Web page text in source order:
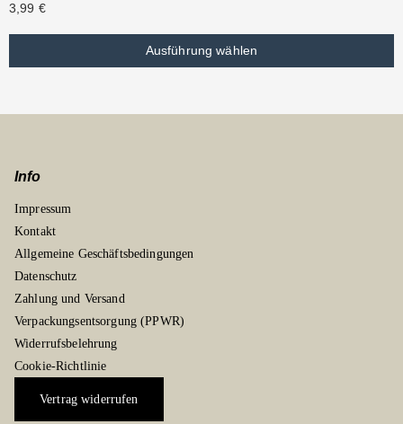
3,99 €
Ausführung wählen
Info
Impressum
Kontakt
Allgemeine Geschäftsbedingungen
Datenschutz
Zahlung und Versand
Verpackungsentsorgung (PPWR)
Widerrufsbelehrung
Cookie-Richtlinie
Vertrag widerrufen